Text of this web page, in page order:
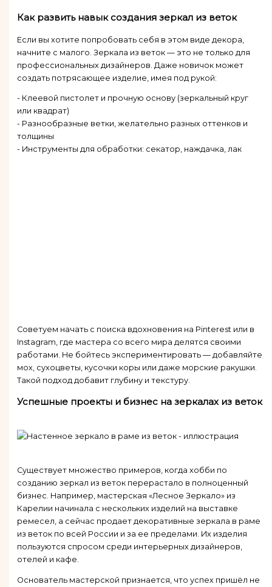
Как развить навык создания зеркал из веток
Если вы хотите попробовать себя в этом виде декора,
начните с малого. Зеркала из веток — это не только для
профессиональных дизайнеров. Даже новичок может
создать потрясающее изделие, имея под рукой:
- Клеевой пистолет и прочную основу (зеркальный круг
или квадрат)
- Разнообразные ветки, желательно разных оттенков и
толщины
- Инструменты для обработки: секатор, наждачка, лак
Советуем начать с поиска вдохновения на Pinterest или в
Instagram, где мастера со всего мира делятся своими
работами. Не бойтесь экспериментировать — добавляйте
мох, сухоцветы, кусочки коры или даже морские ракушки.
Такой подход добавит глубину и текстуру.
Успешные проекты и бизнес на зеркалах из веток
Существует множество примеров, когда хобби по
созданию зеркал из веток перерастало в полноценный
бизнес. Например, мастерская «Лесное Зеркало» из
Карелии начинала с нескольких изделий на выставке
ремесел, а сейчас продает декоративные зеркала в раме
из веток по всей России и за ее пределами. Их изделия
пользуются спросом среди интерьерных дизайнеров,
отелей и кафе.
Основатель мастерской признается, что успех пришёл не